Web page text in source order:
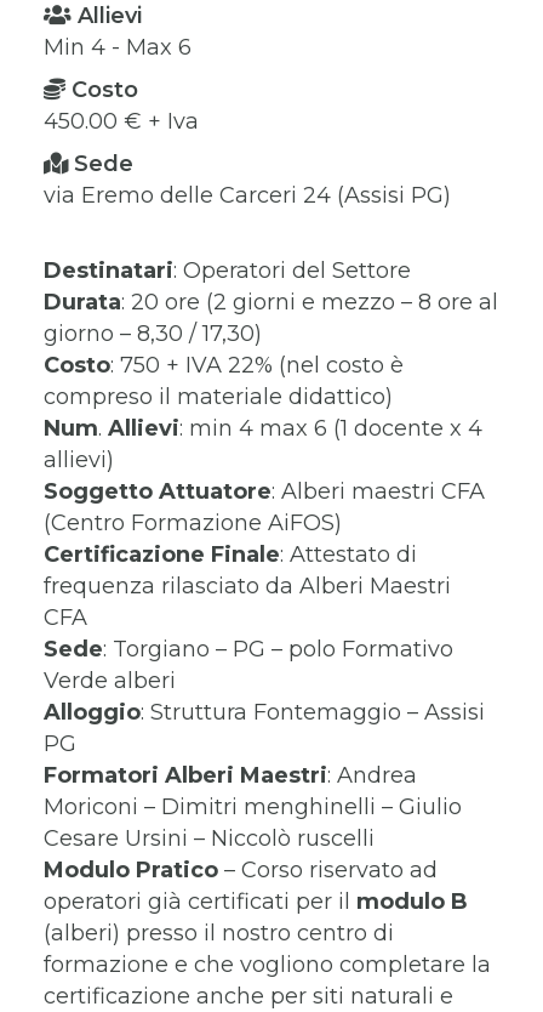
Destinatari: Operatori del Settore
Durata: 20 ore (2 giorni e mezzo – 8 ore al
giorno – 8,30 / 17,30)
Costo: 750 + IVA 22% (nel costo è
compreso il materiale didattico)
Num. Allievi: min 4 max 6 (1 docente x 4
allievi)
Soggetto Attuatore: Alberi maestri CFA
(Centro Formazione AiFOS)
Certificazione Finale: Attestato di
frequenza rilasciato da Alberi Maestri
CFA
Sede: Torgiano – PG – polo Formativo
Verde alberi
Alloggio: Struttura Fontemaggio – Assisi
PG
Formatori Alberi Maestri: Andrea
Moriconi – Dimitri menghinelli – Giulio
Cesare Ursini – Niccolò ruscelli
Modulo Pratico – Corso riservato ad
operatori già certificati per il modulo B
(alberi) presso il nostro centro di
formazione e che vogliono completare la
certificazione anche per siti naturali e
Allievi
Min 4 - Max 6
Costo
450.00 € + Iva
Sede
via Eremo delle Carceri 24 (Assisi PG)